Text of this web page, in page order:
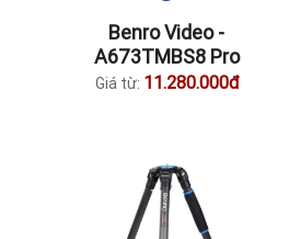
Benro Video -
A673TMBS8 Pro
Giá từ: 11.280.000đ